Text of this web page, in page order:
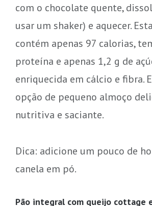
com o chocolate quente,
usar um shaker) e aquecer.
contém apenas 97 calorias,
proteína e apenas 1,2 g de
enriquecida em cálcio e fibra.
opção de pequeno almoço
nutritiva e saciante.
Dica: adicione um pouco de
canela em pó.
Pão integral com queijo cottage